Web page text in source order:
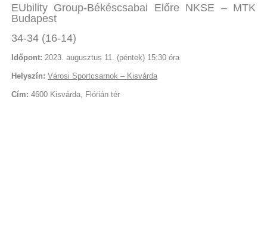
EUbility Group-Békéscsabai Előre NKSE – MTK
Budapest
34-34 (16-14)
Időpont: 2023. augusztus 11. (péntek) 15:30 óra
Helyszín: Városi Sportcsarnok – Kisvárda
Cím: 4600 Kisvárda, Flórián tér